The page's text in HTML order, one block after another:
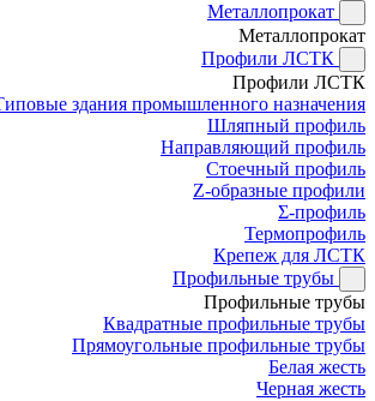
Металлопрокат
Металлопрокат
Профили ЛСТК
Профили ЛСТК
здания промышленного назначения
Шляпный профиль
Направляющий профиль
Стоечный профиль
Z-образные профили
Σ-профиль
Термопрофиль
Крепеж для ЛСТК
Профильные трубы
Профильные трубы
Квадратные профильные трубы
Прямоугольные профильные трубы
Белая жесть
Черная жесть